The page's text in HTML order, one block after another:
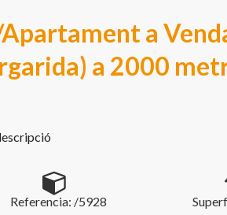
a
a 2000
Referencia: /5928